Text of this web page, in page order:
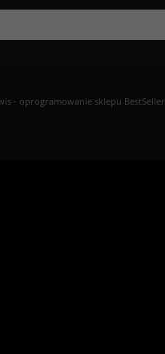
- oprogramowanie sklepu BestSeller